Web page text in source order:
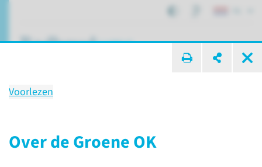
Voorlezen
Over de Groene OK